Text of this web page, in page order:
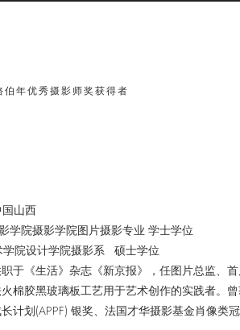
年优秀摄影师奖获得者
山西
学院摄影学院图片摄影专业 学士学位
学院设计学院摄影系 硕士学位
于《生活》杂志《新京报》，任图片总监、
棉胶黑玻璃板工艺用于艺术创作的实践者。
计划(APPF) 银奖、法国才华摄影基金肖像